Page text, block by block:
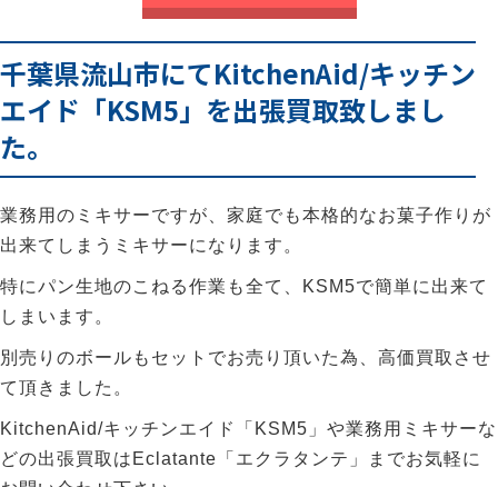
千葉県流山市にてKitchenAid/キッチン
エイド「KSM5」を出張買取致しまし
た。
業務用のミキサーですが、家庭でも本格的なお菓子作りが
出来てしまうミキサーになります。
特にパン生地のこねる作業も全て、KSM5で簡単に出来て
しまいます。
別売りのボールもセットでお売り頂いた為、高価買取させ
て頂きました。
KitchenAid/キッチンエイド「KSM5」や業務用ミキサーな
どの出張買取はEclatante「エクラタンテ」までお気軽に